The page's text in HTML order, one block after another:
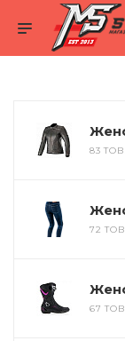
83
72
67